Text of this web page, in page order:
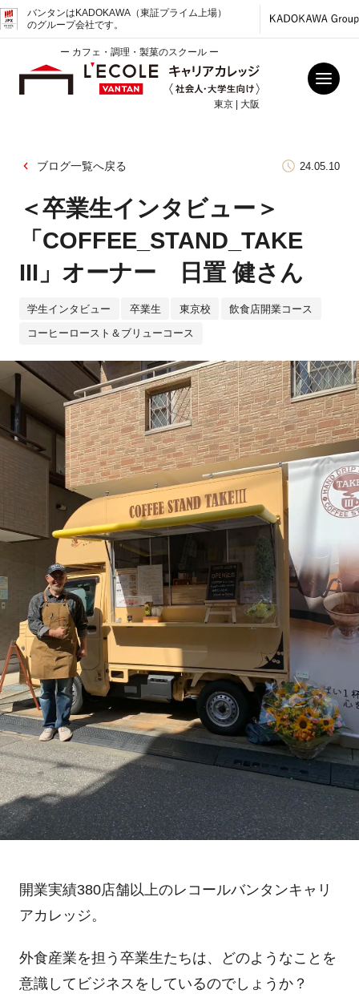
バンタンはKADOKAWA（東証プライム上場）
のグループ会社です。
ー カフェ・調理・製菓のスクール ー
東京 | 大阪
ブログ一覧へ戻る 24.05.10
＜卒業生インタビュー＞
「COFFEE_STAND_TAKE
III」オーナー 日置 健さん
学生インタビュー 卒業生 東京校 飲食店開業コース
コーヒーロースト＆ブリューコース
開業実績380店舗以上のレコールバンタンキャリ
アカレッジ。
外食産業を担う卒業生たちは、どのようなことを
意識してビジネスをしているのでしょうか？